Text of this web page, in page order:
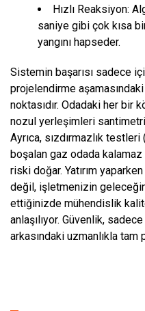
Hızlı Reaksiyon:
saniye gibi çok kısa
yangını hapseder.
Sistemin başarısı sadece
projelendirme
noktasıdır. Odadaki her bir
nozul yerleşimleri
Ayrıca, sızdırmazlık
boşalan gaz odada kalamaz
riski doğar. Yatırım
değil, işletmenizin
ettiğinizde mühendislik
anlaşılıyor. Güvenlik,
arkasındaki uzmanlıkla tam